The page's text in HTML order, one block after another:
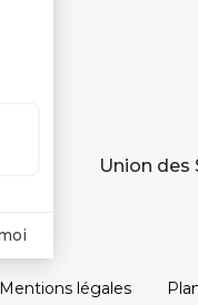
Union des
Mentions légales